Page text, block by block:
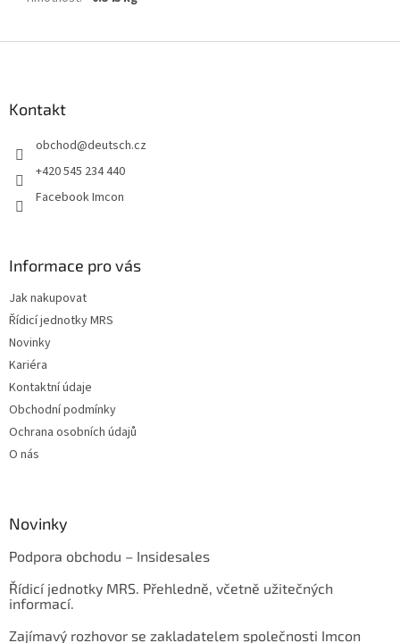
Kontakt
obchod@deutsch.cz
+420 545 234 440
Facebook Imcon
Informace pro vás
Jak nakupovat
Řídicí jednotky MRS
Novinky
Kariéra
Kontaktní údaje
Obchodní podmínky
Ochrana osobních údajů
O nás
Novinky
Podpora obchodu – Insidesales
Řídicí jednotky MRS. Přehledně, včetně užitečných
informací.
Zajímavý rozhovor se zakladatelem společnosti Imcon